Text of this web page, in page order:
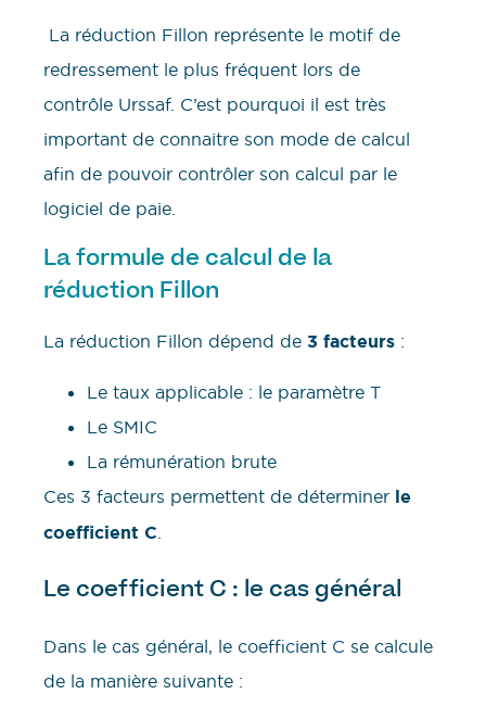
La réduction Fillon représente le motif de
redressement le plus fréquent lors de
contrôle Urssaf. C’est pourquoi il est très
important de connaitre son mode de calcul
afin de pouvoir contrôler son calcul par le
logiciel de paie.
La formule de calcul de la
réduction Fillon
La réduction Fillon dépend de 3 facteurs :
Le taux applicable : le paramètre T
Le SMIC
La rémunération brute
Ces 3 facteurs permettent de déterminer le
coefficient C.
Le coefficient C : le cas général
Dans le cas général, le coefficient C se calcule
de la manière suivante :